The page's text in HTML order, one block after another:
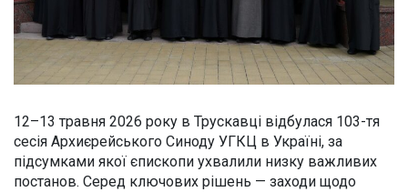
12–13 травня 2026 року в Трускавці відбулася 103-тя
сесія Архиєрейського Синоду УГКЦ в Україні, за
підсумками якої єпископи ухвалили низку важливих
постанов. Серед ключових рішень — заходи щодо